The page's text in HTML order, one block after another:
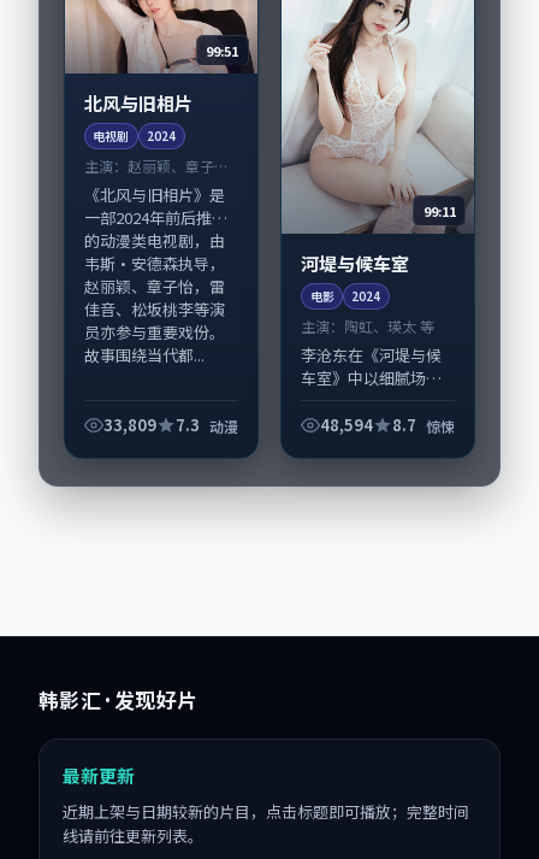
99:51
北风与旧相片
电视剧 2024
主演： 赵丽颖、章子怡
等
《北风与旧相片》是
一部2024年前后推出
的动漫类电视剧，由
韦斯·安德森执导，
赵丽颖、章子怡，雷
佳音、松坂桃李等演
员亦参与重要戏份。
故事围绕当代都...
33,809 7.3 动漫
99:11
河堤与候车室
电影 2024
主演： 陶虹、瑛太 等
李沧东在《河堤与候
车室》中以细腻场面
陶虹、瑛太领衔的表
完成制作协同，2024-
48,594 8.7 惊悚
韩影汇 · 发现好片
最新更新
近期上架与日期较新的片目，点击标题即可播放；完整时间
线请前往更新列表。